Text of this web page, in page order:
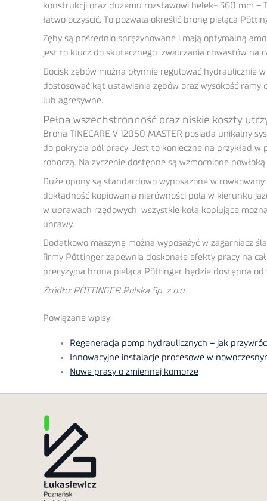
konstrukcji oraz dużemu rozstawowi belek- 360 mm –
łatwo oczyścić. To pozwala określić bronę pieląca
Zęby są pośrednio sprężynowane i mają optymalną
jest to klucz do skutecznego zwalczania chwastów na
Docisk zębów można płynnie regulować hydraulicznie
dostosować kąt ustawienia zębów oraz wysokość ramy
lub agresywne.
Pełna wszechstronność oraz niskie koszty
Brona TINECARE V 12050 MASTER posiada unikalny
do pokrycia pól pracy. Jest to konieczne na przykład w
roboczą. Na życzenie dostępne są wzmocnione
Duże opony są standardowo wyposażone w
dokładność kopiowania nierówności pola w kierunku
w uprawach rzędowych, wszystkie koła kopiujące
uprawy.
Dodatkowo maszynę można wyposażyć w zagarniacz
firmy Pöttinger zapewnia doskonałe efekty pracy na
precyzyjna brona pieląca Pöttinger będzie dostępna od
Źródło: PÖTTINGER Polska Sp. z o.o.
Powiązane wpisy:
Regeneracja pomp hydraulicznych – jak
Innowacyjne instalacje procesowe w
Nowe prasy o zmiennej komorze